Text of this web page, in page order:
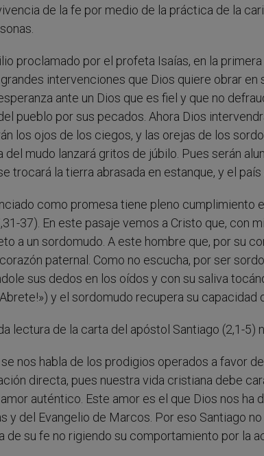
de la fe por medio de la práctica de la
proclamado por el profeta Isaías, en la
intervenciones que Dios quiere obrar
ante un Dios que es fiel y que no
pueblo por sus pecados. Ahora Dios
los ojos de los ciegos, y las orejas de los
del mudo lanzará gritos de júbilo. Pues serán
trocará la tierra abrasada en estanque, y el país
como promesa tiene pleno cumplimiento
37). En este pasaje vemos a Cristo que, con
a un sordomudo. A este hombre que, por su
paternal. Como no escucha, por ser
sus dedos en los oídos y con su saliva
y el sordomudo recupera su capacidad
lectura de la carta del apóstol Santiago (2,1-5)
nos habla de los prodigios operados a favor
directa, pues nuestra vida cristiana debe
auténtico. Este amor es el que Dios nos ha
y del Evangelio de Marcos. Por eso Santiago
de su fe no rigiendo su comportamiento por la